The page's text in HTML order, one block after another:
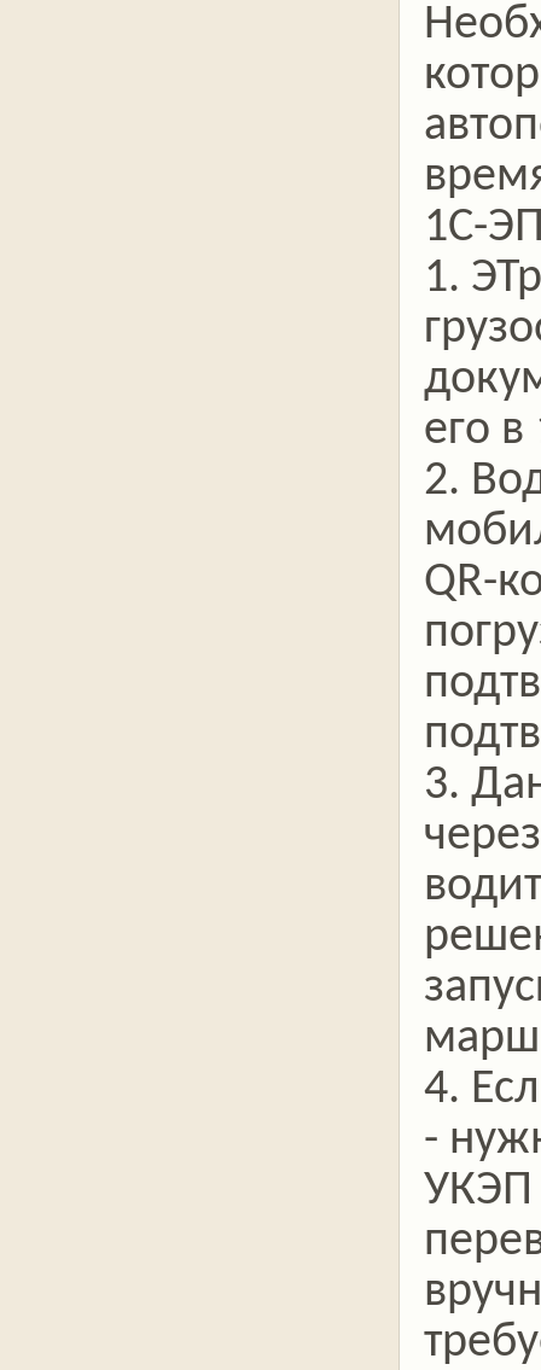
1С-
1.
его
2.
QR-
3.
4.
-
УКЭП